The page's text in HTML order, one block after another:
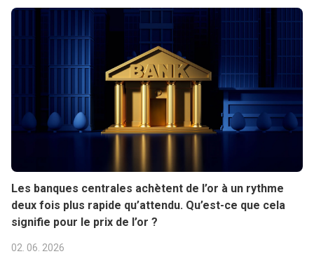
apportant une aide là où elle est la plus nécessaire.
Les banques centrales achètent de l’or à un rythme
deux fois plus rapide qu’attendu. Qu’est-ce que cela
signifie pour le prix de l’or ?
02. 06. 2026